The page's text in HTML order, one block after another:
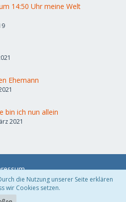
14:50 Uhr meine Welt
Ehemann
bin ich nun allein
2021
die Nutzung unserer Seite erklären
wir Cookies setzen.